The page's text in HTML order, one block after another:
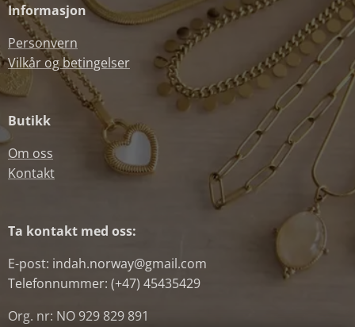
Informasjon
Personvern
Vilkår og betingelser
Butikk
Om oss
Kontakt
Ta kontakt med oss:
E-post: indah.norway@gmail.com
Telefonnummer: (+47) 45435429
Org. nr: NO 929 829 891